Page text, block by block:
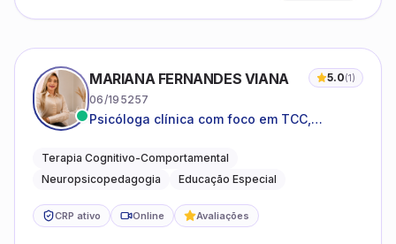
MARIANA FERNANDES VIANA 5.0(1)
06/195257
Psicóloga clínica com foco em TCC,
do neurodesenvolvimento.
Terapia Cognitivo-Comportamental
Neuropsicopedagogia
Educação Especial
CRP ativo Online Avaliações